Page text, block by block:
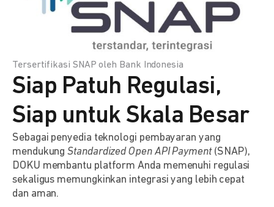
Tersertifikasi SNAP oleh Bank Indonesia
Siap Patuh Regulasi,
Siap untuk Skala Besar
Sebagai penyedia teknologi pembayaran yang
mendukungStandardized Open API Payment(SNAP),
DOKU membantu platform Anda memenuhi regulasi
sekaligus memungkinkan integrasi yang lebih cepat
dan aman.